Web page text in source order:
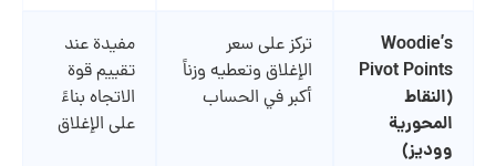
Woodie’s
Pivot Points
(النقاط
المحورية
ووديز)
تركز على سعر
الإغلاق وتعطيه وزناً
أكبر في الحساب
مفيدة عند
تقييم قوة
الاتجاه بناءً
على الإغلاق